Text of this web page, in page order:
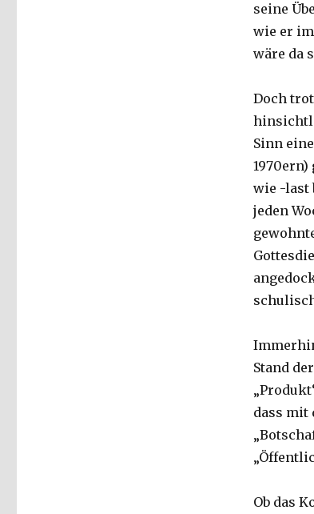
seine
wie er
wäre da
Doch
Sinn
1970ern)
wie -last
jeden
Stand
dass mit
Ob das